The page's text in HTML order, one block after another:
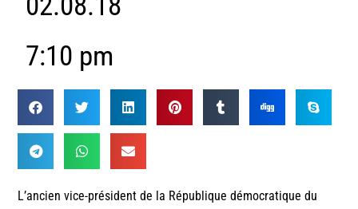
7:10 pm
L’ancien vice-président de la République démocratique du